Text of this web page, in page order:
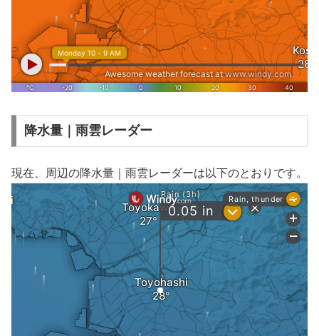
降水量｜雨雲レーダー
現在、周辺の降水量｜雨雲レーダーは以下のとおりです。